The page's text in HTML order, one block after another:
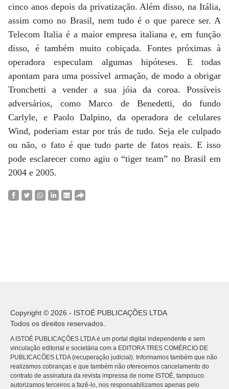
cinco anos depois da privatização. Além disso, na Itália,
assim como no Brasil, nem tudo é o que parece ser. A
Telecom Italia é a maior empresa italiana e, em função
disso, é também muito cobiçada. Fontes próximas à
operadora especulam algumas hipóteses. E todas
apontam para uma possível armação, de modo a obrigar
Tronchetti a vender a sua jóia da coroa. Possíveis
adversários, como Marco de Benedetti, do fundo
Carlyle, e Paolo Dalpino, da operadora de celulares
Wind, poderiam estar por trás de tudo. Seja ele culpado
ou não, o fato é que tudo parte de fatos reais. E isso
pode esclarecer como agiu o “tiger team” no Brasil em
2004 e 2005.
Copyright © 2026 - ISTOÉ PUBLICAÇÕES LTDA
Todos os direitos reservados.
A ISTOÉ PUBLICAÇÕES LTDA é um portal digital independente e sem
vinculação editorial e societária com a EDITORA TRES COMÉRCIO DE
PUBLICACÕES LTDA (recuperação judicial). Informamos também que não
realizamos cobranças e que também não oferecemos cancelamento do
contrato de assinatura da revista impressa de nome ISTOÉ, tampouco
autorizamos terceiros a fazê-lo, nos responsabilizamos apenas pelo